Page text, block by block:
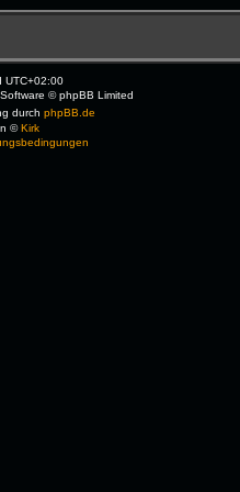
UTC+02:00
© phpBB Limited
durchphpBB.de
©Kirk